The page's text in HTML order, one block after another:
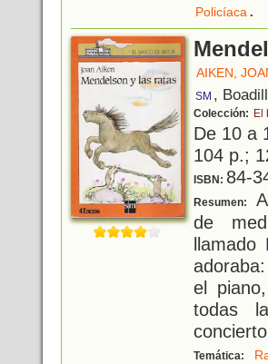
Policíaca.
AIKEN,
SM ,
Colección: El
De 10 a
104 p.;
ISBN: 84-
Resumen:
de
llamado
el
todas
Temática: